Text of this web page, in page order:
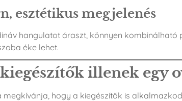
esztétikus megjelenés
hangulatot áraszt, könnyen
éke lehet.
illenek egy
megkívánja, hogy a kiegészítők is